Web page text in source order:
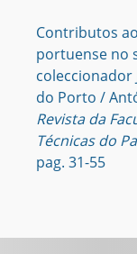
Contributos
portuense no
coleccionador
do Porto /
Revista da
Técnicas do
pag. 31-55